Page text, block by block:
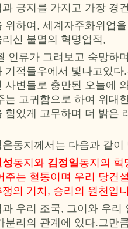
긍지를 가지고 가장 경
위하여, 세계자주화위업
신 불멸의 혁명업적,
인류가 그려보고 숙망하
기적들우에서 빛나고있
사변들로 충만된 오늘에
는 고귀함으로 하여 위대
힘있게 고무하며 더 밝은
은동지께서는 다음과 같이
동지와 김정일 동지의 혁
주는 혈통이며 우리 당건
의 기치, 승리의 원천입
우리 조국, 그이와 우리
분리의 관계에 있다.그만